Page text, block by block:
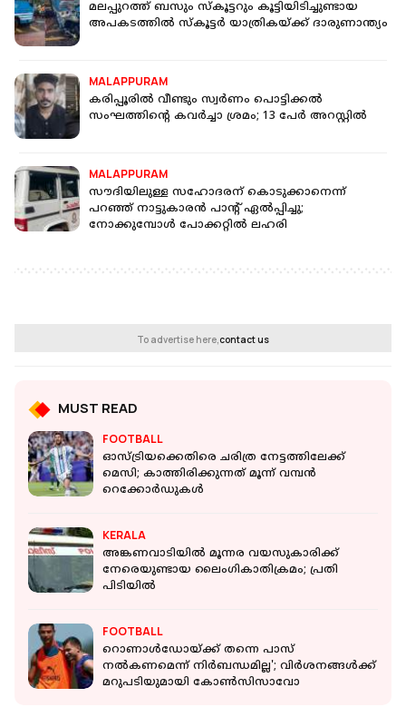
മലപ്പുറത്ത് ബസും സ്‌കൂട്ടറും കൂട്ടിയിടിച്ചുണ്ടായ
അപകടത്തിൽ സ്കൂട്ടർ യാത്രികയ്ക്ക് ദാരുണാന്ത്യം
MALAPPURAM
കരിപ്പൂരില്‍ വീണ്ടും സ്വര്‍ണം പൊട്ടിക്കല്‍
സംഘത്തിന്റെ കവര്‍ച്ചാ ശ്രമം; 13 പേർ അറസ്റ്റിൽ
MALAPPURAM
സൗദിയിലുള്ള സഹോദരന് കൊടുക്കാനെന്ന്
പറഞ്ഞ് നാട്ടുകാരന്‍ പാന്റ് ഏല്‍പ്പിച്ചു;
നോക്കുമ്പോള്‍ പോക്കറ്റില്‍ ലഹരി
To advertise here,contact us
MUST READ
FOOTBALL
ഓസ്ട്രിയക്കെതിരെ ചരിത്ര നേട്ടത്തിലേക്ക്
മെസി; കാത്തിരിക്കുന്നത് മൂന്ന് വമ്പൻ
റെക്കോർഡുകൾ
KERALA
അങ്കണവാടിയില്‍ മൂന്നര വയസുകാരിക്ക്
നേരെയുണ്ടായ ലൈംഗികാതിക്രമം; പ്രതി
പിടിയില്‍
FOOTBALL
റൊണാൾഡോയ്ക്ക് തന്നെ പാസ്
നൽകണമെന്ന് നിർബന്ധമില്ല'; വിർശനങ്ങൾക്ക്
മറുപടിയുമായി കോൺസിസാവോ